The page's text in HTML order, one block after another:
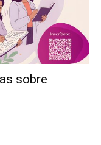
sobre